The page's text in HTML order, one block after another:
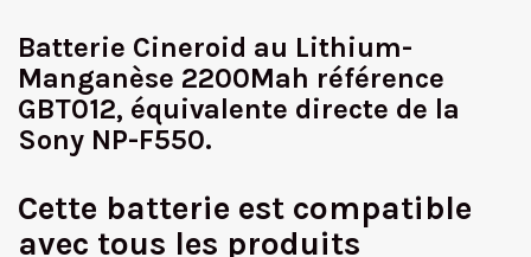
Batterie Cineroid au Lithium-
Manganèse 2200Mah référence
GBT012, équivalente directe de la
Sony NP-F550.
Cette batterie est compatible
avec tous les produits